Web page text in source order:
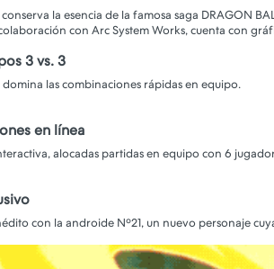
la esencia de la famosa saga DRAGON
con Arc System Works, cuenta con
3 vs. 3
las combinaciones rápidas en equipo.
en línea
alocadas partidas en equipo con 6
con la androide Nº21, un nuevo personaje